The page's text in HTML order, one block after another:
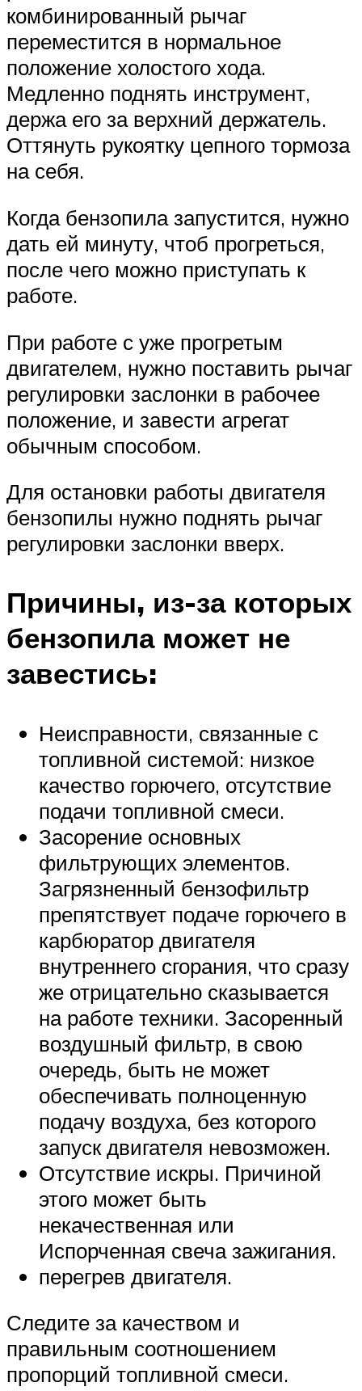
комбинированный рычаг
переместится в нормальное
положение холостого хода.
Медленно поднять инструмент,
держа его за верхний держатель.
Оттянуть рукоятку цепного тормоза
на себя.
Когда бензопила запустится, нужно
дать ей минуту, чтоб прогреться,
после чего можно приступать к
работе.
При работе с уже прогретым
двигателем, нужно поставить рычаг
регулировки заслонки в рабочее
положение, и завести агрегат
обычным способом.
Для остановки работы двигателя
бензопилы нужно поднять рычаг
регулировки заслонки вверх.
Причины, из-за которых
бензопила может не
завестись:
Неисправности, связанные с
топливной системой: низкое
качество горючего, отсутствие
подачи топливной смеси.
Засорение основных
фильтрующих элементов.
Загрязненный бензофильтр
препятствует подаче горючего в
карбюратор двигателя
внутреннего сгорания, что сразу
же отрицательно сказывается
на работе техники. Засоренный
воздушный фильтр, в свою
очередь, быть не может
обеспечивать полноценную
подачу воздуха, без которого
запуск двигателя невозможен.
Отсутствие искры. Причиной
этого может быть
некачественная или
Испорченная свеча зажигания.
перегрев двигателя.
Следите за качеством и
правильным соотношением
пропорций топливной смеси.